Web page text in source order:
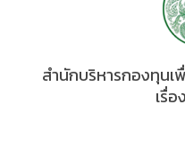
สำนักบริหารกองทุนเ
เรื่